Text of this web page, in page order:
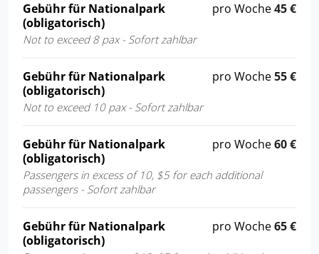
Gebühr für Nationalpark
(obligatorisch)
Not to exceed 8 pax - Sofort zahlbar
pro Woche45 €
Gebühr für Nationalpark
(obligatorisch)
Not to exceed 10 pax - Sofort zahlbar
pro Woche55 €
Gebühr für Nationalpark
(obligatorisch)
Passengers in excess of 10, $5 for each additional
passengers - Sofort zahlbar
pro Woche60 €
Gebühr für Nationalpark
(obligatorisch)
pro Woche65 €